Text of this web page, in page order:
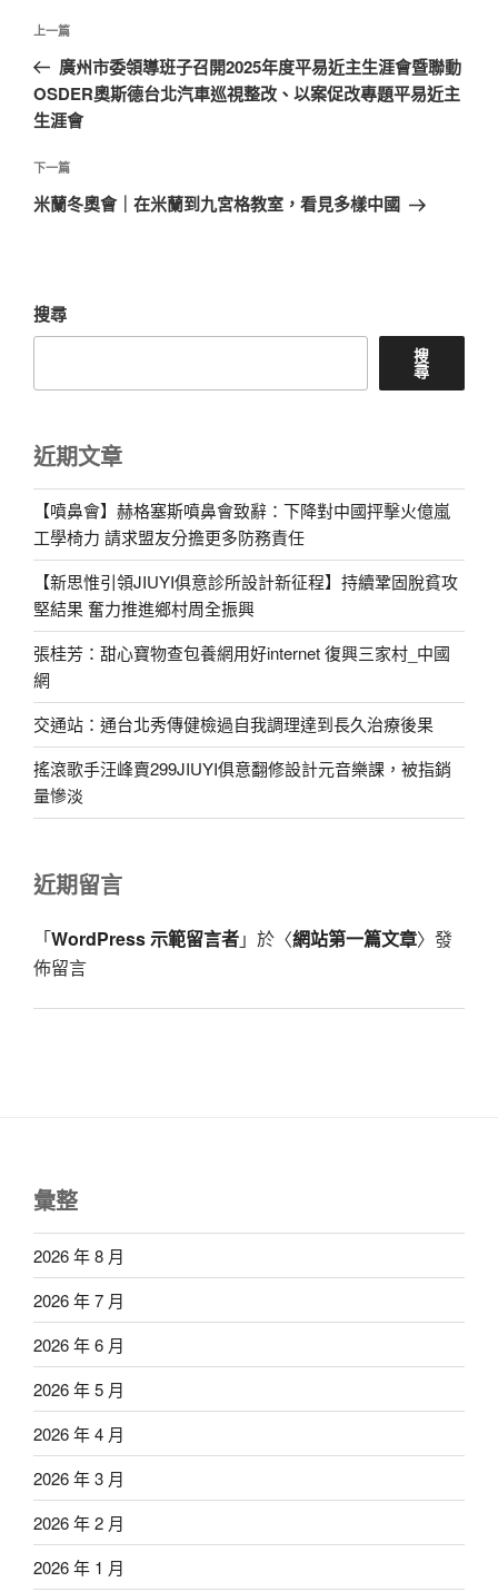
文
導
覽
上
一
篇
文
上一篇
廣州市委領導班子召開2025年度平易近主生涯會暨聯動
OSDER奧斯德台北汽車巡視整改、以案促改專題平易近主
生涯會
下
一
下一篇
米蘭冬奧會｜在米蘭到九宮格教室，看見多樣中國
搜尋
搜
尋
近期文章
【噴鼻會】赫格塞斯噴鼻會致辭：下降對中國抨擊火億嵐
工學椅力 請求盟友分擔更多防務責任
【新思惟引領JIUYI俱意診所設計新征程】持續鞏固脫貧攻
堅結果 奮力推進鄉村周全振興
張桂芳：甜心寶物查包養網用好internet 復興三家村_中國
網
交通站：通台北秀傳健檢過自我調理達到長久治療後果
搖滾歌手汪峰賣299JIUYI俱意翻修設計元音樂課，被指銷
量慘淡
近期留言
「WordPress 示範留言者」於〈網站第一篇文章〉發
佈留言
彙整
2026 年 8 月
2026 年 7 月
2026 年 6 月
2026 年 5 月
2026 年 4 月
2026 年 3 月
2026 年 2 月
2026 年 1 月